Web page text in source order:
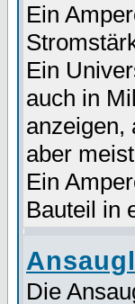
Ein
Ein
auch in
anzeigen,
aber
Ein
Bauteil in
Die